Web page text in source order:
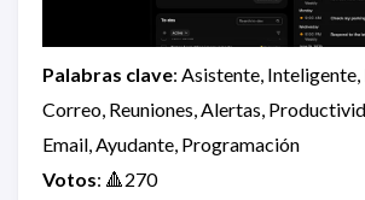
Palabras clave: Asistente, Inteligente,
Correo, Reuniones, Alertas,
Email, Ayudante, Programación
Votos: 🔺270